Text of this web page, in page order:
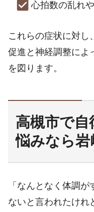
心拍数の乱れ
これらの症状に対し
促進と神経調整によ
を図ります。
高槻市で
悩みなら岩
「なんとなく体調
ないと言われたけれ